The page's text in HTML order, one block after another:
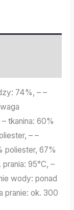
74%, – –
tkanina: 60%
– –
poliester, 67%
95°C, –
wody: ponad
pranie: ok. 300